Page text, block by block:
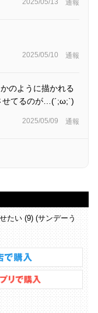
2025/05/13 通報
2025/05/10 通報
のように描かれる
せてるのが…(´;ω;`)
2025/05/09 通報
たい (9) (サンデーう